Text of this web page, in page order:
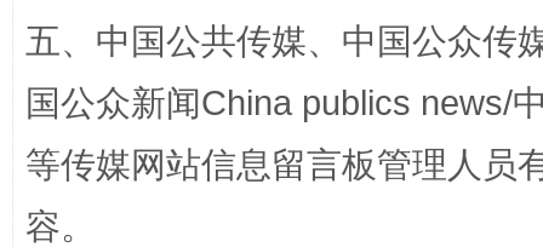
漫山遍野的桃花与雪山、麦地、白藏房 除
五、中国公共传媒、中国公众传
国公众新闻China publics news/
等传媒网站信息留言板管理人员
容。